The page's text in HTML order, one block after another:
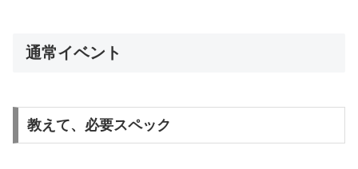
通常イベント
教えて、必要スペック